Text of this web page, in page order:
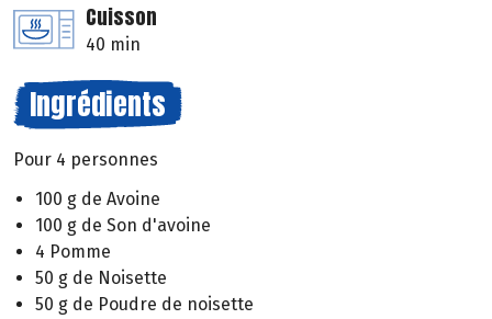
Cuisson
40 min
Ingrédients
Pour 4 personnes
100 g de Avoine
100 g de Son d'avoine
4 Pomme
50 g de Noisette
50 g de Poudre de noisette